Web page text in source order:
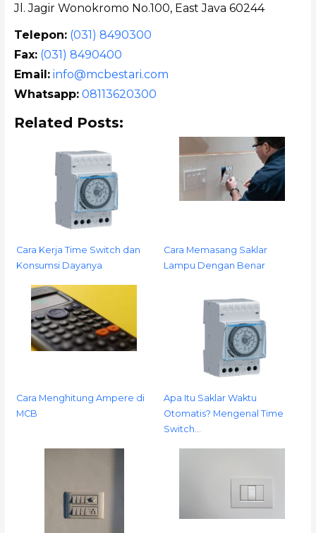
Jl. Jagir Wonokromo No.100, East Java 60244
Telepon: (031) 8490300
Fax: (031) 8490400
Email: info@mcbestari.com
Whatsapp: 08113620300
Related Posts:
Cara Kerja Time Switch dan
Konsumsi Dayanya
Cara Memasang Saklar
Lampu Dengan Benar
Cara Menghitung Ampere di
MCB
Apa Itu Saklar Waktu
Otomatis? Mengenal Time
Switch…